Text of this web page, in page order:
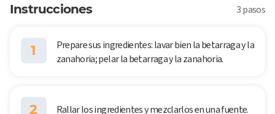
Instrucciones 3 pasos
1
Prepare sus ingredientes: lavar bien la betarraga y la
zanahoria; pelar la betarraga y la zanahoria.
2 Rallar los ingredientes y mezclarlos en una fuente.